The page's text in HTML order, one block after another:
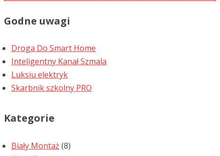
Godne uwagi
Droga Do Smart Home
Inteligentny Kanał Szmala
Luksiu elektryk
Skarbnik szkolny PRO
Kategorie
Biały Montaż (8)